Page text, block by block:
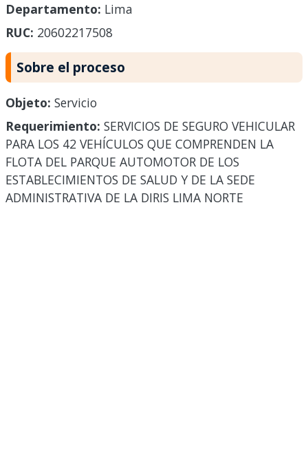
Departamento: Lima
RUC: 20602217508
Sobre el proceso
Objeto: Servicio
Requerimiento: SERVICIOS DE SEGURO VEHICULAR
PARA LOS 42 VEHÍCULOS QUE COMPRENDEN LA
FLOTA DEL PARQUE AUTOMOTOR DE LOS
ESTABLECIMIENTOS DE SALUD Y DE LA SEDE
ADMINISTRATIVA DE LA DIRIS LIMA NORTE